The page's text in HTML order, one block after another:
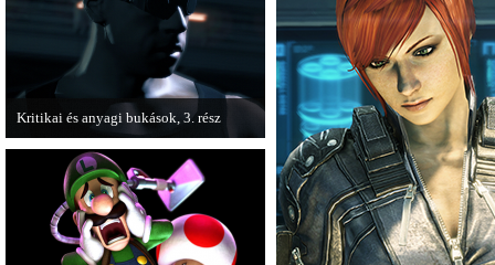
Kritikai és anyagi bukások, 3. rész
A PC Guru "Kritikai és anyagi bukások"
című cikksorozatának utolsó részét
olvashatjuk.